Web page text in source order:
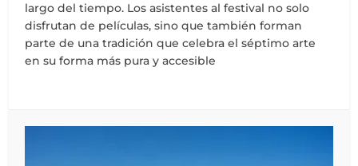
largo del tiempo. Los asistentes al festival no solo
disfrutan de películas, sino que también forman
parte de una tradición que celebra el séptimo arte
en su forma más pura y accesible